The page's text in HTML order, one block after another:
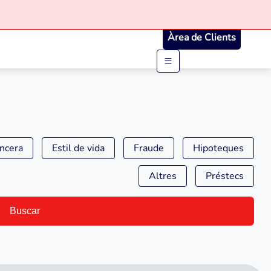
Àrea de Clients
Estil de vida Fraude Hipoteques
Altres Préstecs
Buscar